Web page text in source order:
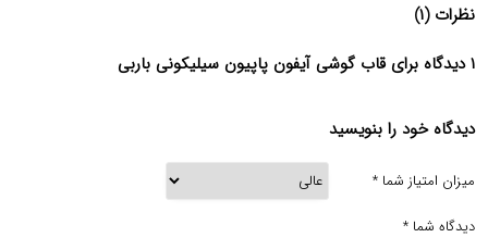
نظرات (۱)
۱ دیدگاه برای قاب گوشی آیفون پاپیون سیلیکونی باربی
دیدگاه خود را بنویسید
میزان امتیاز شما *
دیدگاه شما *